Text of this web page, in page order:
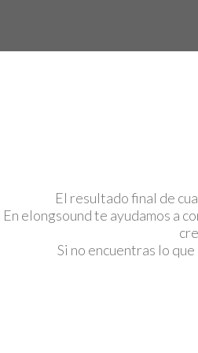
El resultado final de
En elongsound te ayudamos a
Si no encuentras lo